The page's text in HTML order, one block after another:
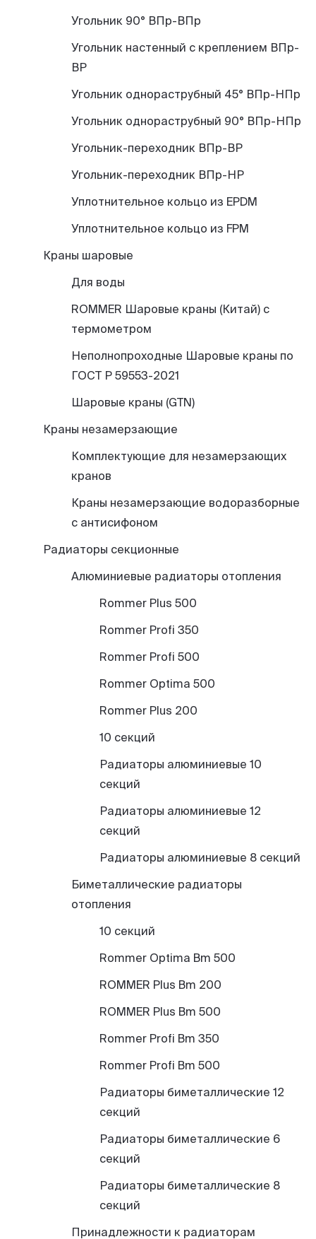
Угольник 90° ВПр-ВПр
Угольник настенный с креплением ВПр-
ВР
Угольник однораструбный 45° ВПр-НПр
Угольник однораструбный 90° ВПр-НПр
Угольник-переходник ВПр-ВР
Угольник-переходник ВПр-НР
Уплотнительное кольцо из EPDM
Уплотнительное кольцо из FPM
Краны шаровые
Для воды
ROMMER Шаровые краны (Китай) с
термометром
Неполнопроходные Шаровые краны по
ГОСТ Р 59553-2021
Шаровые краны (GTN)
Краны незамерзающие
Комплектующие для незамерзающих
кранов
Краны незамерзающие водоразборные
с антисифоном
Радиаторы секционные
Алюминиевые радиаторы отопления
Rommer Plus 500
Rommer Profi 350
Rommer Profi 500
Rommer Optima 500
Rommer Plus 200
10 секций
Радиаторы алюминиевые 10
секций
Радиаторы алюминиевые 12
секций
Радиаторы алюминиевые 8 секций
Биметаллические радиаторы
отопления
10 секций
Rommer Optima Bm 500
ROMMER Plus Bm 200
ROMMER Plus Bm 500
Rommer Profi Bm 350
Rommer Profi Bm 500
Радиаторы биметаллические 12
секций
Радиаторы биметаллические 6
секций
Радиаторы биметаллические 8
секций
Принадлежности к радиаторам